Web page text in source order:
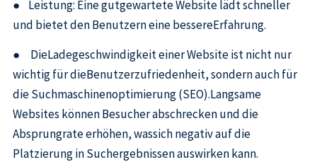
● Leistung: Eine gutgewartete Website lädt schneller
und bietet den Benutzern eine bessereErfahrung.
● DieLadegeschwindigkeit einer Website ist nicht nur
wichtig für dieBenutzerzufriedenheit, sondern auch für
die Suchmaschinenoptimierung (SEO).Langsame
Websites können Besucher abschrecken und die
Absprungrate erhöhen, wassich negativ auf die
Platzierung in Suchergebnissen auswirken kann.